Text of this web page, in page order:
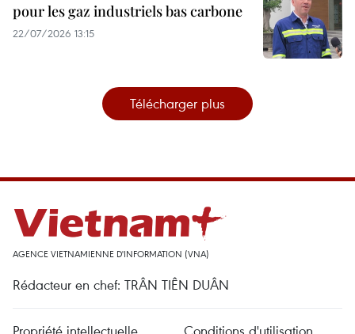
pour les gaz industriels bas carbone
22/07/2026 13:15
Télécharger plus
AGENCE VIETNAMIENNE D'INFORMATION (VNA)
Rédacteur en chef: TRÂN TIÊN DUÂN
Propriété intellectuelle Conditions d'utilisation